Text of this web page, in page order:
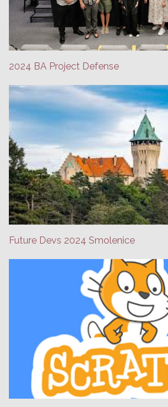
2024 BA Project Defense
Future Devs 2024 Smolenice